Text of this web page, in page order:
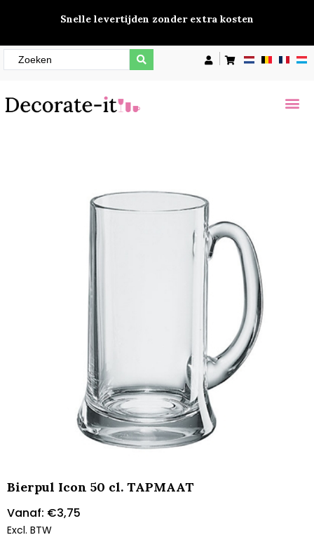
Bierpul Icon 50 cl. TAPMAAT
Vanaf: €3,75
Excl. BTW